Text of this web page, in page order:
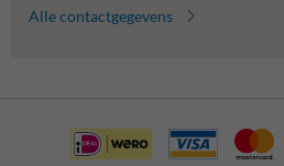
Alle contactgegevens